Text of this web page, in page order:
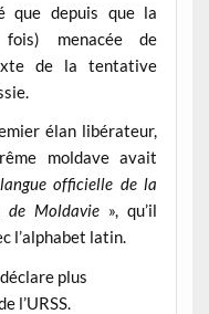
que depuis que la
menacée de
de la tentative
élan libérateur,
moldave avait
officielle de la
de Moldavie », qu’il
l’alphabet latin.
plus
l’URSS.